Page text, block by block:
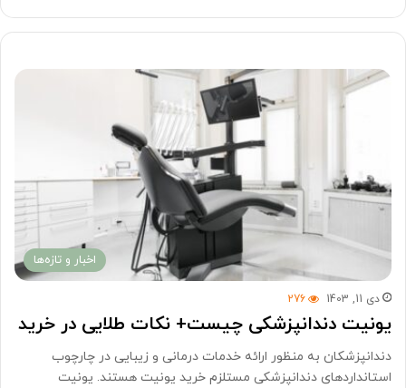
اخبار و تازه‌ها
دی 11, 1403 276
یونیت دندانپزشکی چیست+ نکات طلایی در خرید
دندانپزشکان به منظور ارائه خدمات درمانی و زیبایی در چارچوب
استانداردهای دندانپزشکی مستلزم خرید یونیت هستند. یونیت